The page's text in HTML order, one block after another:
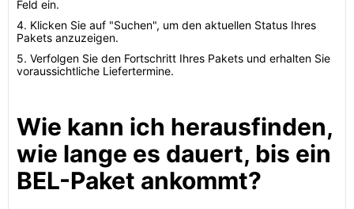
Feld ein.
4. Klicken Sie auf "Suchen", um den aktuellen Status Ihres
Pakets anzuzeigen.
5. Verfolgen Sie den Fortschritt Ihres Pakets und erhalten Sie
voraussichtliche Liefertermine.
Wie kann ich herausfinden,
wie lange es dauert, bis ein
BEL-Paket ankommt?